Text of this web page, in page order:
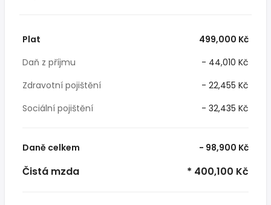
Plat
499,000 Kč
Daň z příjmu
- 44,010 Kč
Zdravotní pojištění
- 22,455 Kč
Sociální pojištění
- 32,435 Kč
Daně celkem - 98,900 Kč
Čistá mzda * 400,100 Kč